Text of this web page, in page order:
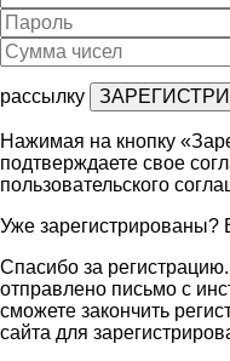
рассылку
Нажимая на кнопку
подтверждаете свое
пользовательского
Уже зарегистрированы?
Спасибо за
отправлено письмо с
сможете закончить
сайта для